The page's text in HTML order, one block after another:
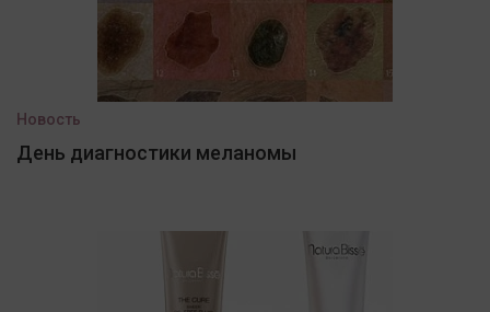
Новость
День диагностики меланомы